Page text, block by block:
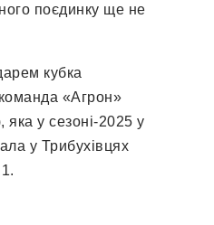
поєдинку ще не
кубка
команда «Агрон»
яка у сезоні-2025 у
у Трибухівцях